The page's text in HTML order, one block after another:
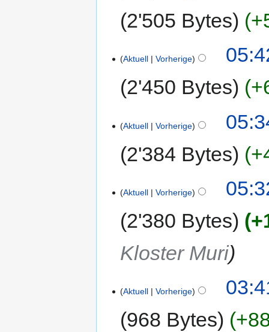
2'505 Bytes
Aktuell Vorherige
2'450 Bytes
Aktuell Vorherige
2'384 Bytes
Aktuell Vorherige
2'380 Bytes
Kloster Muri
Aktuell Vorherige
968 Bytes